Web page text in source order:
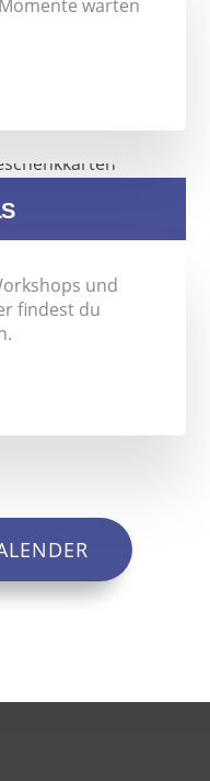
warten
und
findest du